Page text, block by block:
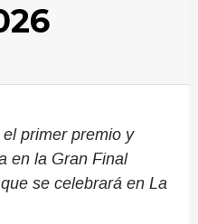
el primer premio y
en la Gran Final
se celebrará en La